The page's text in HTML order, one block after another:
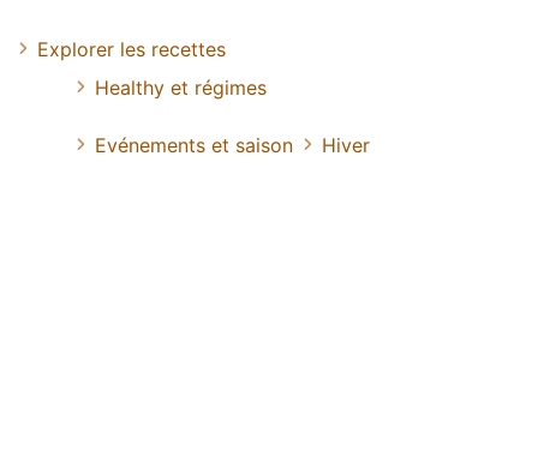
Explorer les recettes
Healthy et régimes
Evénements et saison Hiver